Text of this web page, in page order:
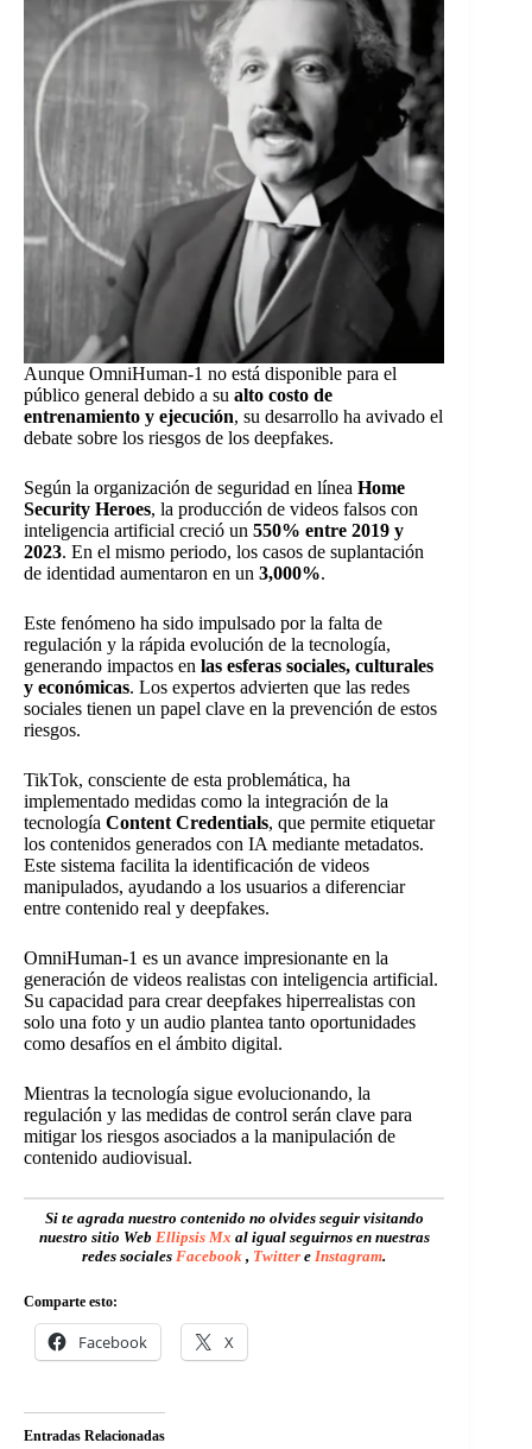
Aunque OmniHuman-1 no está disponible para el
público general debido a su alto costo de
entrenamiento y ejecución, su desarrollo ha avivado el
debate sobre los riesgos de los deepfakes.
Según la organización de seguridad en línea Home
Security Heroes, la producción de videos falsos con
inteligencia artificial creció un 550% entre 2019 y
2023. En el mismo periodo, los casos de suplantación
de identidad aumentaron en un 3,000%.
Este fenómeno ha sido impulsado por la falta de
regulación y la rápida evolución de la tecnología,
generando impactos en las esferas sociales, culturales
y económicas. Los expertos advierten que las redes
sociales tienen un papel clave en la prevención de estos
riesgos.
TikTok, consciente de esta problemática, ha
implementado medidas como la integración de la
tecnología Content Credentials, que permite etiquetar
los contenidos generados con IA mediante metadatos.
Este sistema facilita la identificación de videos
manipulados, ayudando a los usuarios a diferenciar
entre contenido real y deepfakes.
OmniHuman-1 es un avance impresionante en la
generación de videos realistas con inteligencia artificial.
Su capacidad para crear deepfakes hiperrealistas con
solo una foto y un audio plantea tanto oportunidades
como desafíos en el ámbito digital.
Mientras la tecnología sigue evolucionando, la
regulación y las medidas de control serán clave para
mitigar los riesgos asociados a la manipulación de
contenido audiovisual.
Si te agrada nuestro contenido no olvides seguir visitando
nuestro sitio Web Ellipsis Mx al igual seguirnos en nuestras
redes socialesFacebook , Twitter eInstagram.
Comparte esto:
Facebook X
Entradas Relacionadas